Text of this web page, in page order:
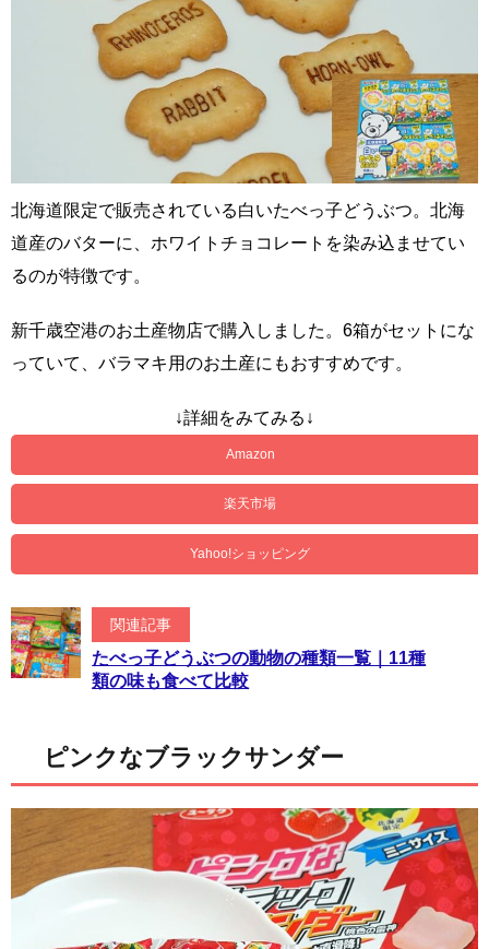
北海道限定で販売されている白いたべっ子どうぶつ。北海
道産のバターに、ホワイトチョコレートを染み込ませてい
るのが特徴です。
新千歳空港のお土産物店で購入しました。6箱がセットにな
っていて、バラマキ用のお土産にもおすすめです。
↓詳細をみてみる↓
Amazon
楽天市場
Yahoo!ショッピング
関連記事
たべっ子どうぶつの動物の種類一覧｜11種
類の味も食べて比較
ピンクなブラックサンダー